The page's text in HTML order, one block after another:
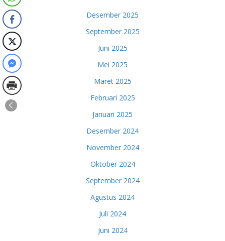
Desember 2025
September 2025
Juni 2025
Mei 2025
Maret 2025
Februari 2025
Januari 2025
Desember 2024
November 2024
Oktober 2024
September 2024
Agustus 2024
Juli 2024
Juni 2024